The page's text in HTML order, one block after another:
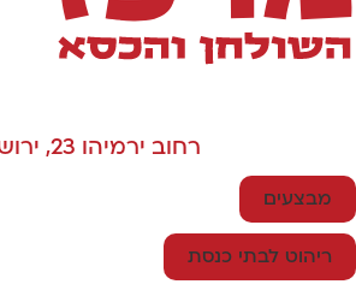
רחוב ירמיהו 23, ירושלים
מבצעים
ריהוט לבתי כנסת